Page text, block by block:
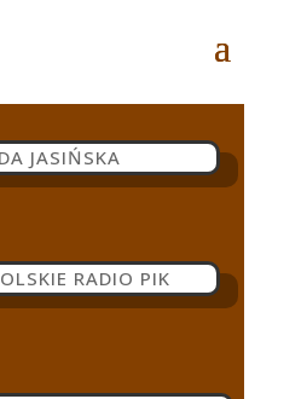
JASIŃSKA
RADIO PIK